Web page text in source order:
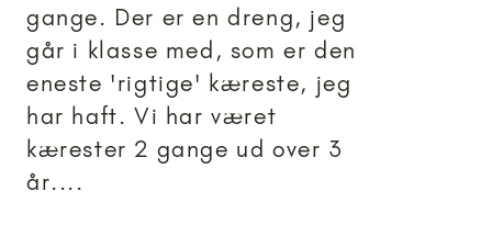
gange. Der er en dreng, jeg
går i klasse med, som er den
eneste 'rigtige' kæreste, jeg
har haft. Vi har været
kærester 2 gange ud over 3
år....